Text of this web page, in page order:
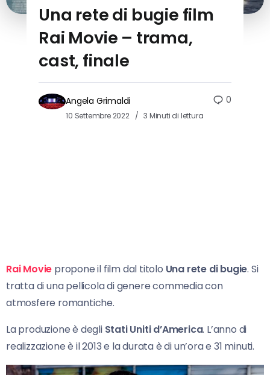
Una rete di bugie film
Rai Movie – trama,
cast, finale
Angela Grimaldi
10 Settembre 2022 3 Minuti di lettura
0
Rai Movie propone il film dal titolo Una rete di bugie. Si
tratta di una pellicola di genere commedia con
atmosfere romantiche.
La produzione è degli Stati Uniti d’America. L’anno di
realizzazione è il 2013 e la durata è di un’ora e 31 minuti.